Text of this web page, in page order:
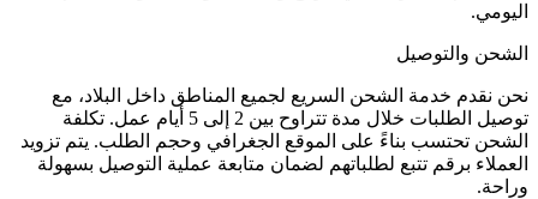
اليومي.
الشحن والتوصيل
نحن نقدم خدمة الشحن السريع لجميع المناطق داخل البلاد، مع
توصيل الطلبات خلال مدة تتراوح بين 2 إلى 5 أيام عمل. تكلفة
الشحن تحتسب بناءً على الموقع الجغرافي وحجم الطلب. يتم تزويد
العملاء برقم تتبع لطلباتهم لضمان متابعة عملية التوصيل بسهولة
وراحة.